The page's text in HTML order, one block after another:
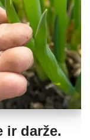
ir darže.